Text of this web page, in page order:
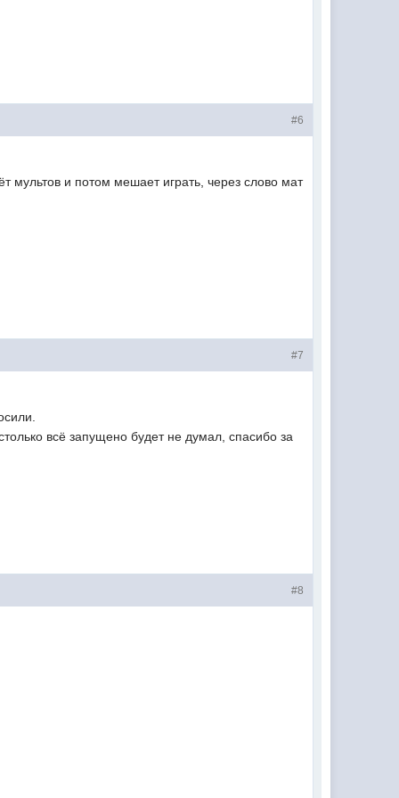
#6
мультов и потом мешает играть, через слово мат
#7
всё запущено будет не думал, спасибо за
#8